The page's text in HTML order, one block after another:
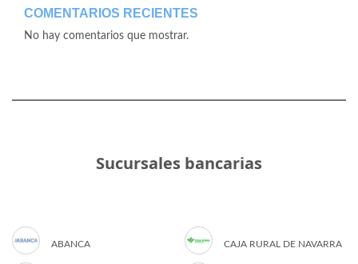
COMENTARIOS RECIENTES
No hay comentarios que mostrar.
Sucursales bancarias
ABANCA CAJA RURAL DE NAVARRA